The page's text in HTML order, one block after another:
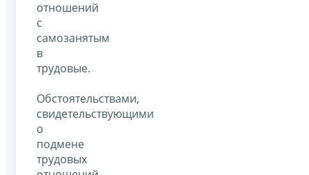
отношений
с
самозанятым
в
трудовые.
Обстоятельствами,
свидетельствующими
о
подмене
трудовых